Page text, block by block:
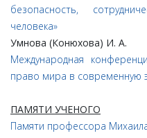
безопасность,
человека»
Умнова (Конюхова) И. А.
Международная
право мира в современную
ПАМЯТИ УЧЕНОГО
Памяти профессора